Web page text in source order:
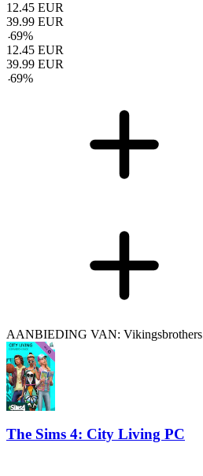
12.45 EUR
39.99 EUR
-69%
12.45 EUR
39.99 EUR
-69%
AANBIEDING VAN: Vikingsbrothers
The Sims 4: City Living PC